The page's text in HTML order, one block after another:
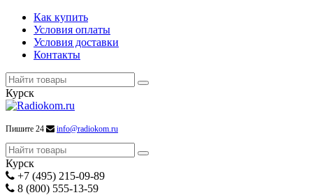
Как купить
Условия оплаты
Условия доставки
Контакты
Курск
Пишите 24 info@radiokom.ru
Курск
+7 (495) 215-09-89
8 (800) 555-13-59